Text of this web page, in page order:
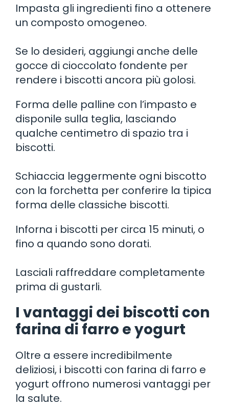
Impasta gli ingredienti fino a ottenere
un composto omogeneo.
Se lo desideri, aggiungi anche delle
gocce di cioccolato fondente per
rendere i biscotti ancora più golosi.
Forma delle palline con l’impasto e
disponile sulla teglia, lasciando
qualche centimetro di spazio tra i
biscotti.
Schiaccia leggermente ogni biscotto
con la forchetta per conferire la tipica
forma delle classiche biscotti.
Inforna i biscotti per circa 15 minuti, o
fino a quando sono dorati.
Lasciali raffreddare completamente
prima di gustarli.
I vantaggi dei biscotti con
farina di farro e yogurt
Oltre a essere incredibilmente
deliziosi, i biscotti con farina di farro e
yogurt offrono numerosi vantaggi per
la salute.